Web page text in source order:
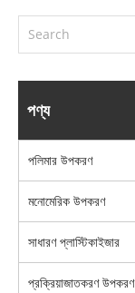
পণ্য
পলিমার উপকরণ
মনোমেরিক উপকরণ
সাধারণ প্লাস্টিকাইজার
প্রক্রিয়াজাতকরণ উপকরণ